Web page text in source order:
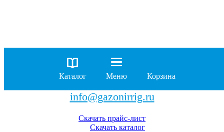
8 (929)
962-00-63
8 (929)
962-01-18
info@gazonirrig.ru
Скачать прайс-лист
Скачать каталог
Каталог Меню Корзина